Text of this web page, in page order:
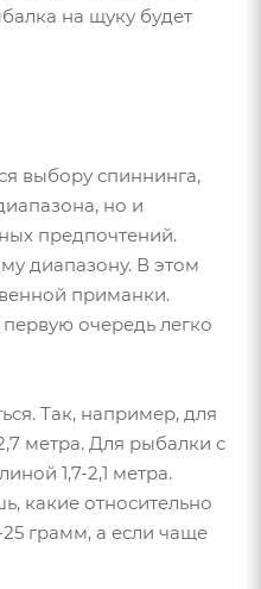
на щуку будет
выбору спиннинга,
но и
предпочтений.
диапазону. В этом
приманки.
очередь легко
Так, например, для
метра. Для рыбалки с
1,7-2,1 метра.
какие относительно
грамм, а если чаще